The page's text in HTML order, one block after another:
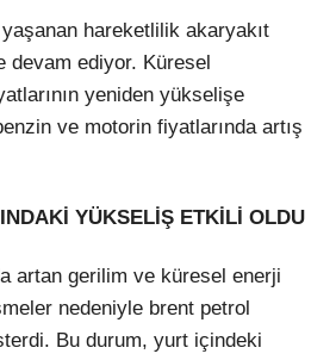
hareketlilik akaryakıt
devam ediyor. Küresel
yeniden yükselişe
ve motorin fiyatlarında artış
YÜKSELİŞ ETKİLİ OLDU
artan gerilim ve küresel enerji
nedeniyle brent petrol
Bu durum, yurt içindeki